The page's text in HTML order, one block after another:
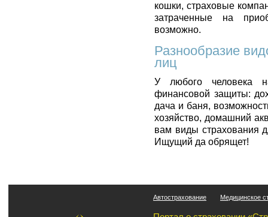
кошки, страховые
затраченные на
возможно.
Разнообразие
лиц
У любого человека
финансовой защиты:
дача и баня,
хозяйство, домашний
вам виды страхования
Ищущий да обрящет!
Автострахование Медицинское